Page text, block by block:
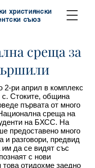
християнски
съюз
среща за
2-ри април в комплекс
с. Стоките, община
първата от много
среща на
на БХСС. На
предоставено много
и разговори, предвид
им да се видят със
с нови
отидохме заедно